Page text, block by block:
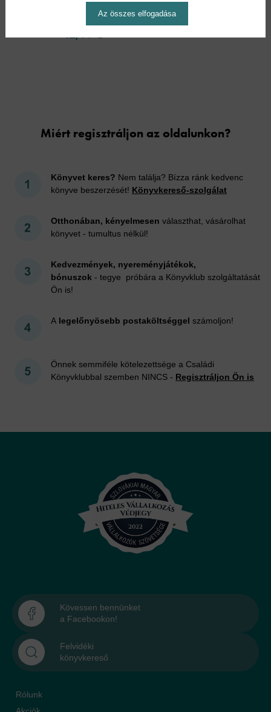
12,99 €
Miért regisztráljon az oldalunkon?
Könyvet keres? Nem találja? Bízza ránk kedvenc
könyve beszerzését! Könyvkereső-szolgálat
Otthonában, kényelmesen választhat, vásárolhat
könyvet - tumultus nélkül!
Kedvezmények, nyereményjátékok,
bónuszok - tegye próbára a Könyvklub szolgáltatását
Ön is!
A legelőnyösebb postaköltséggel számoljon!
Önnek semmiféle kötelezettsége a Családi
Könyvklubbal szemben NINCS - Regisztráljon Ön is
Kövessen bennünket
a Facebookon!
Felvidéki
könyvkereső
Rólunk
Az összes elfogadása